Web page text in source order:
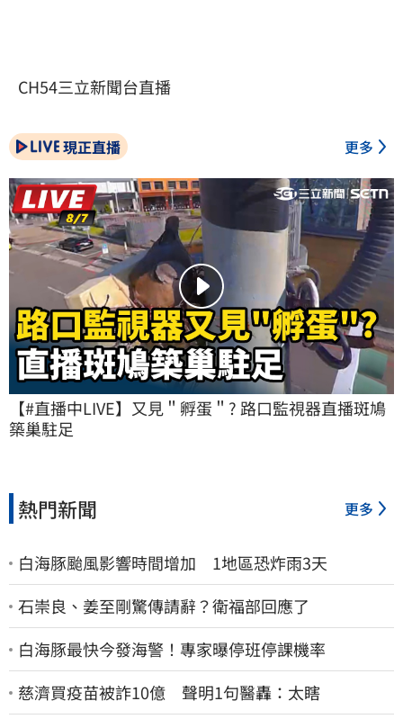
CH54三立新聞台直播
現正直播 更多
【#直播中LIVE】又見＂孵蛋＂? 路口監視器直播斑鳩
築巢駐足
熱門新聞 更多
白海豚颱風影響時間增加 1地區恐炸雨3天
石崇良、姜至剛驚傳請辭？衛福部回應了
白海豚最快今發海警！專家曝停班停課機率
慈濟買疫苗被詐10億 聲明1句醫轟：太瞎